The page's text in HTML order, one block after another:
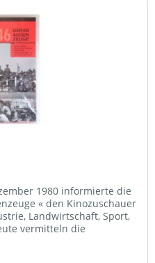
1980 informierte die
« den Kinozuschauer
Landwirtschaft, Sport,
vermitteln die